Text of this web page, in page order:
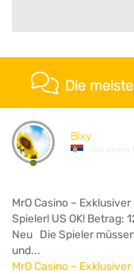
Die
Bixy
vor einem
MrO Casino –
Spieler! US OK! Betrag:
Neu Die Spieler
und...
MrO Casino –